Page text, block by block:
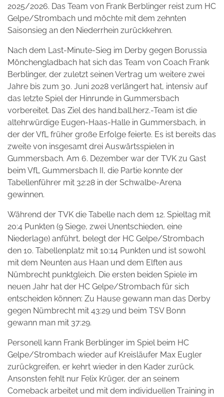
2025/2026. Das Team von Frank Berblinger reist zum HC
Gelpe/Strombach und möchte mit dem zehnten
Saisonsieg an den Niederrhein zurückkehren.
Nach dem Last-Minute-Sieg im Derby gegen Borussia
Mönchengladbach hat sich das Team von Coach Frank
Berblinger, der zuletzt seinen Vertrag um weitere zwei
Jahre bis zum 30. Juni 2028 verlängert hat, intensiv auf
das letzte Spiel der Hinrunde in Gummersbach
vorbereitet. Das Ziel des hand.ball.herz.-Team ist die
altehrwürdige Eugen-Haas-Halle in Gummersbach, in
der der VfL früher große Erfolge feierte. Es ist bereits das
zweite von insgesamt drei Auswärtsspielen in
Gummersbach. Am 6. Dezember war der TVK zu Gast
beim VfL Gummersbach II, die Partie konnte der
Tabellenführer mit 32:28 in der Schwalbe-Arena
gewinnen.
Während der TVK die Tabelle nach dem 12. Spieltag mit
20:4 Punkten (9 Siege, zwei Unentschieden, eine
Niederlage) anführt, belegt der HC Gelpe/Strombach
den 10. Tabellenplatz mit 10:14 Punkten und ist sowohl
mit dem Neunten aus Haan und dem Elften aus
Nümbrecht punktgleich. Die ersten beiden Spiele im
neuen Jahr hat der HC Gelpe/Strombach für sich
entscheiden können: Zu Hause gewann man das Derby
gegen Nümbrecht mit 43:29 und beim TSV Bonn
gewann man mit 37:29.
Personell kann Frank Berblinger im Spiel beim HC
Gelpe/Strombach wieder auf Kreisläufer Max Eugler
zurückgreifen, er kehrt wieder in den Kader zurück.
Ansonsten fehlt nur Felix Krüger, der an seinem
Comeback arbeitet und mit dem individuellen Training in